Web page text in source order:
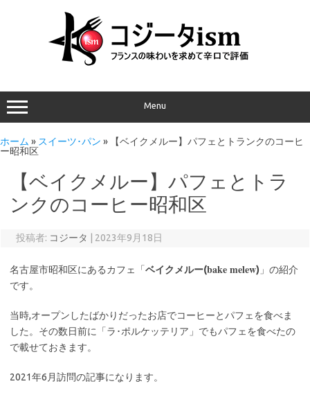
Menu
ホーム » スイーツ･パン »
【ベイクメルー】パフェとトランクのコーヒ
ー昭和区
【ベイクメルー】パフェとトラ
ンクのコーヒー昭和区
投稿者: コジータ 2023年9月18日
名古屋市昭和区にあるカフェ「ベイクメルー(bake melew) 」の紹介
です。
当時,オープンしたばかりだったお店でコーヒーとパフェを食べま
した。その数日前に「ラ･ポルケッテリア」でもパフェを食べたの
で載せておきます。
2021年6月訪問の記事になります。